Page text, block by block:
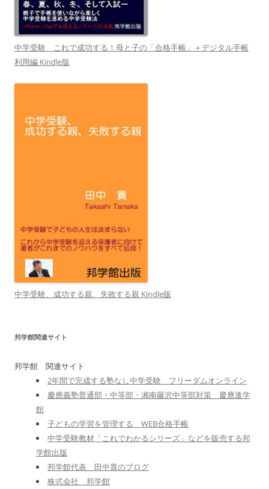
中学受験 これで成功する！母と子の「合格手帳」＋デジタル手帳
利用編 Kindle版
中学受験、成功する親、失敗する親 Kindle版
邦学館関連サイト
邦学館 関連サイト
2年間で完成する塾なし中学受験 フリーダムオンライン
慶應義塾普通部・中等部・湘南藤沢中等部対策 慶應進学
館
子どもの学習を管理する WEB合格手帳
中学受験教材「これでわかるシリーズ」などを販売する邦
学館出版
邦学館代表 田中貴のブログ
株式会社 邦学館